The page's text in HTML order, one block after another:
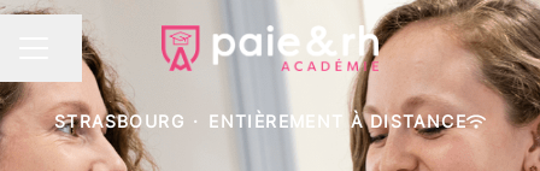
MENU CARRIÈRE
Partager la page
STRASBOURG · ENTIÈREMENT À DISTANCE